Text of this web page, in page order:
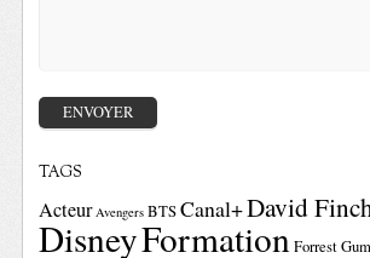
TAGS
Acteur Avengers BTSCanal+David
DisneyFormationForrest